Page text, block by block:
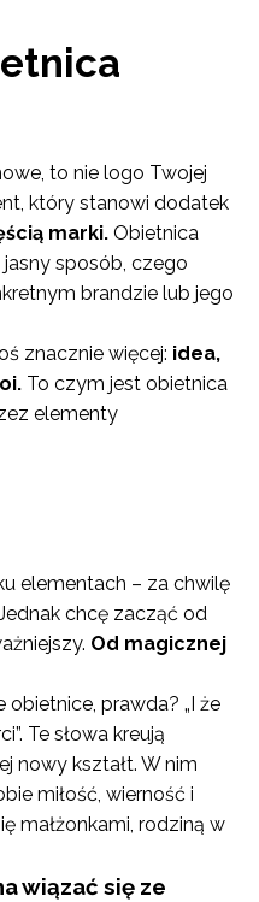
to nie logo Twojej
który stanowi dodatek
marki. Obietnica
sposób, czego
brandzie lub jego
znacznie więcej: idea,
To czym jest obietnica
elementy
elementach – za chwilę
chcę zacząć od
Od magicznej
obietnice, prawda? „I że
Te słowa kreują
nowy kształt. W nim
miłość, wierność i
małżonkami, rodziną w
wiązać się ze